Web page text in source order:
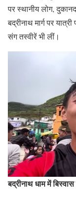
पर स्थानीय लोग,
बद्रीनाथ मार्ग पर
संग तस्वीरें भी लीं।
बद्रीनाथ धाम में बिस्वास